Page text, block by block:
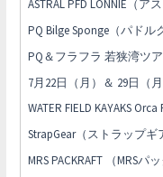
ASTRAL PFD LONNIE（ア
PQ Bilge Sponge（パドル
PQ＆フラフラ 若狭湾ツ
7月22日（月）＆ 29日（
WATER FIELD KAYAKS
StrapGear（ストラップギ
MRS PACKRAFT （MRS